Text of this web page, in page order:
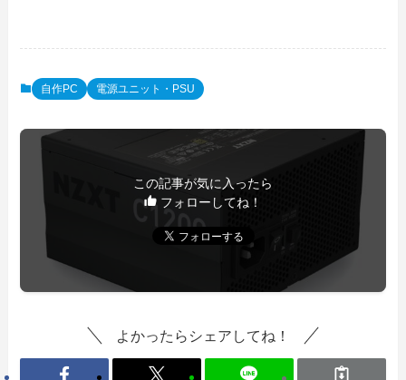
自作PC 電源ユニット・PSU
この記事が気に入ったら
フォローしてね！
よかったらシェアしてね！